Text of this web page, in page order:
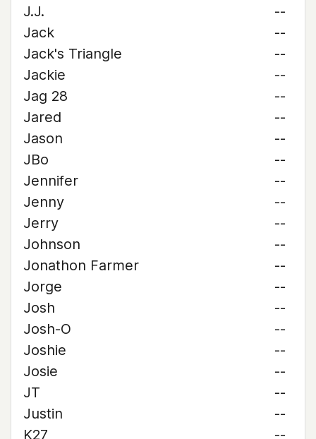
J.J.
--
Jack
--
Jack's Triangle
--
Jackie
--
Jag 28
--
Jared
--
Jason
--
JBo
--
Jennifer
--
Jenny
--
Jerry
--
Johnson
--
Jonathon Farmer
--
Jorge
--
Josh
--
Josh-O
--
Joshie
--
Josie
--
JT
--
Justin
--
K27
--